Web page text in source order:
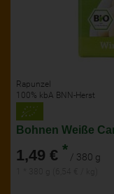
Rapunzel
100% kbA BNN-Herst
Bohnen Weiße
1,49 € * / 380 g